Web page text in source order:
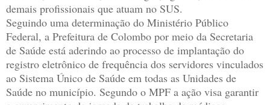
demais profissionais que atuam no SUS.
Seguindo uma determinação do Ministério Público
Federal, a Prefeitura de Colombo por meio da Secretaria
de Saúde está aderindo ao processo de implantação do
registro eletrônico de frequência dos servidores vinculados
ao Sistema Único de Saúde em todas as Unidades de
Saúde no município. Segundo o MPF a ação visa garantir